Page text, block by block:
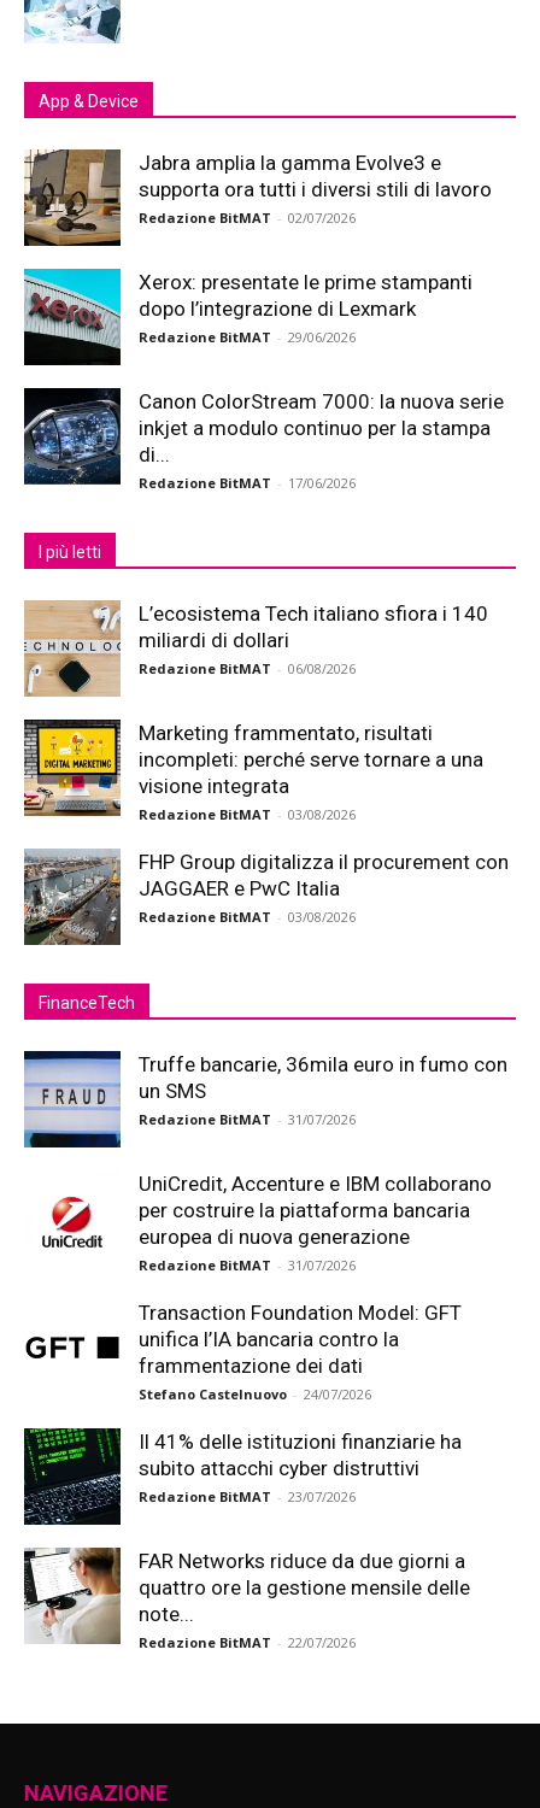
App & Device
Jabra amplia la gamma Evolve3 e
supporta ora tutti i diversi stili di lavoro
Redazione BitMAT - 02/07/2026
Xerox: presentate le prime stampanti
dopo l’integrazione di Lexmark
Redazione BitMAT - 29/06/2026
Canon ColorStream 7000: la nuova serie
inkjet a modulo continuo per la stampa
di...
Redazione BitMAT - 17/06/2026
I più letti
L’ecosistema Tech italiano sfiora i 140
miliardi di dollari
Redazione BitMAT - 06/08/2026
Marketing frammentato, risultati
incompleti: perché serve tornare a una
visione integrata
Redazione BitMAT - 03/08/2026
FHP Group digitalizza il procurement con
JAGGAER e PwC Italia
Redazione BitMAT - 03/08/2026
FinanceTech
Truffe bancarie, 36mila euro in fumo con
un SMS
Redazione BitMAT - 31/07/2026
UniCredit, Accenture e IBM collaborano
per costruire la piattaforma bancaria
europea di nuova generazione
Redazione BitMAT - 31/07/2026
Transaction Foundation Model: GFT
unifica l’IA bancaria contro la
frammentazione dei dati
Stefano Castelnuovo - 24/07/2026
Il 41% delle istituzioni finanziarie ha
subito attacchi cyber distruttivi
Redazione BitMAT - 23/07/2026
FAR Networks riduce da due giorni a
quattro ore la gestione mensile delle
note...
Redazione BitMAT - 22/07/2026
NAVIGAZIONE